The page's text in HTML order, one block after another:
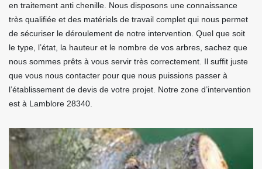
en traitement anti chenille. Nous disposons une connaissance
très qualifiée et des matériels de travail complet qui nous permet
de sécuriser le déroulement de notre intervention. Quel que soit
le type, l’état, la hauteur et le nombre de vos arbres, sachez que
nous sommes prêts à vous servir très correctement. Il suffit juste
que vous nous contacter pour que nous puissions passer à
l’établissement de devis de votre projet. Notre zone d’intervention
est à Lamblore 28340.